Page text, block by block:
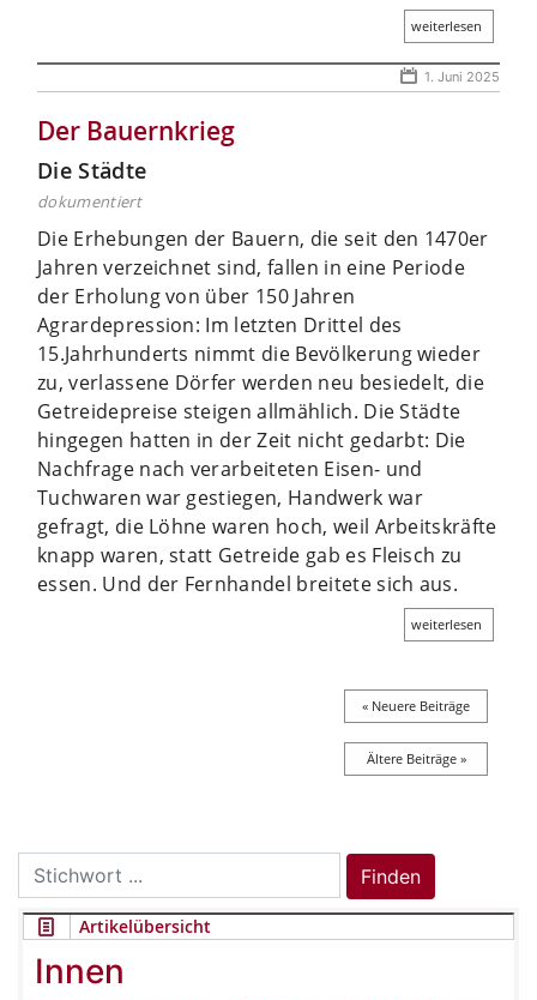
weiterlesen
1. Juni 2025
Der Bauernkrieg
Die Städte
dokumentiert
Die Erhebungen der Bauern, die seit den 1470er
Jahren verzeichnet sind, fallen in eine Periode
der Erholung von über 150 Jahren
Agrardepression: Im letzten Drittel des
15.Jahrhunderts nimmt die Bevölkerung wieder
zu, verlassene Dörfer werden neu besiedelt, die
Getreidepreise steigen allmählich. Die Städte
hingegen hatten in der Zeit nicht gedarbt: Die
Nachfrage nach verarbeiteten Eisen- und
Tuchwaren war gestiegen, Handwerk war
gefragt, die Löhne waren hoch, weil Arbeitskräfte
knapp waren, statt Getreide gab es Fleisch zu
essen. Und der Fernhandel breitete sich aus.
weiterlesen
« Neuere Beiträge
Ältere Beiträge »
Search
for:
Finden
Artikelübersicht
Innen